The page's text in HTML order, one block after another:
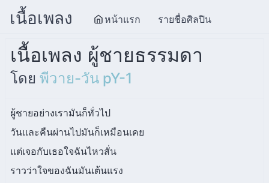
เนื้อเพลง หน้าแรก รายชื่อศิลปิน
เนื้อเพลง ผู้ชายธรรมดา
โดย พีวาย-วัน pY-1
ผู้ชายอย่างเรามันก็ทั่วไป
วันเเละคืนผ่านไปมันก็เหมือนเคย
แต่เจอกับเธอใจฉันไหวสั่น
ราวว่าใจของฉันมันเต้นแรง